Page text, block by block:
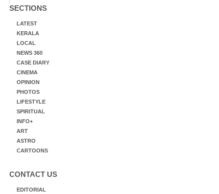
SECTIONS
LATEST
KERALA
LOCAL
NEWS 360
CASE DIARY
CINEMA
OPINION
PHOTOS
LIFESTYLE
SPIRITUAL
INFO+
ART
ASTRO
CARTOONS
CONTACT US
EDITORIAL